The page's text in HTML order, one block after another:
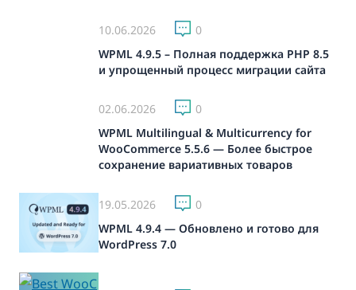
10.06.2026
0
WPML 4.9.5 – Полная поддержка PHP 8.5
и упрощенный процесс миграции сайта
02.06.2026
0
WPML Multilingual & Multicurrency for
WooCommerce 5.5.6 — Более быстрое
сохранение вариативных товаров
19.05.2026
0
WPML 4.9.4 — Обновлено и готово для
WordPress 7.0